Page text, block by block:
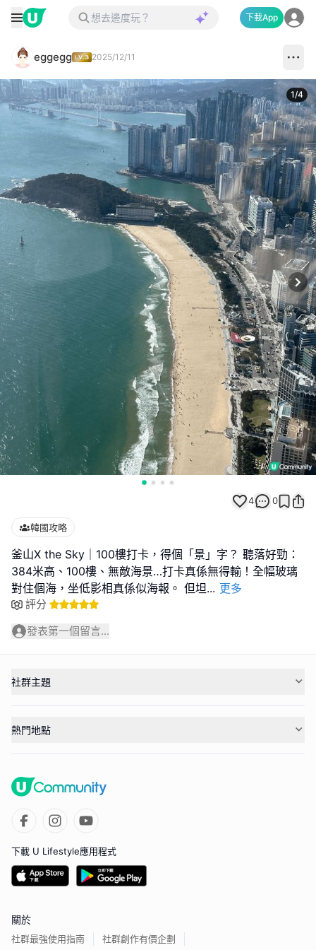
下載App
eggegg 2025/12/11
1/4
4 0
韓國攻略
釜山X the Sky｜100樓打卡，得個「景」字？ 聽落好勁：
384米高、100樓、無敵海景…打卡真係無得輸！全幅玻璃
對住個海，坐低影相真係似海報。 但坦... 更多
評分
發表第一個留言...
社群主題
熱門地點
下載 U Lifestyle應用程式
關於
社群最強使用指南 社群創作有價企劃